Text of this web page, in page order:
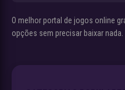
O melhor portal de jogos online
opções sem precisar baixar nada.